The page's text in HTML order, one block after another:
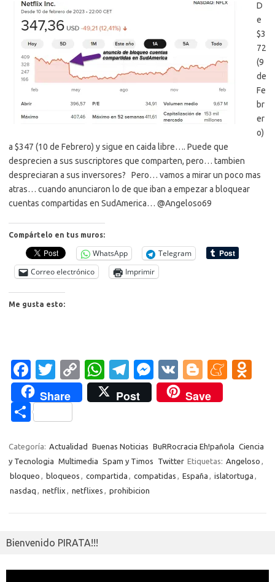
D
e
$3
72
(9
de
Fe
br
er
o)
a $347 (10 de Febrero) y sigue en caida libre…. Puede que
desprecien a sus suscriptores que comparten, pero… tambien
despreciaran a sus inversores? Pero… vamos a mirar un poco mas
atras… cuando anunciaron lo de que iban a empezar a bloquear
cuentas compartidas en SudAmerica… @Angeloso69
Compártelo en tus muros:
WhatsApp
Telegram
Correo electrónico
Imprimir
Me gusta esto:
Fa
c
e
b
o
o
k
T
w
it
te
r
C
o
p
Li
n
k
W
h
at
A
p
p
T
el
e
a
m
M
es
se
g
er
V
K
Bl
o
g
er
M
a
m
kl
as
sn
Share Post Save
C
m
p
ar
Categoría: Actualidad Buenas Noticias BuRRocracia Eh!pañola Ciencia
y Tecnologia Multimedia Spam y Timos Twitter Etiquetas: Angeloso ,
bloqueo , bloqueos , compartida , compatidas , España , islatortuga ,
nasdaq , netflix , netflixes , prohibicion
Bienvenido PIRATA!!!